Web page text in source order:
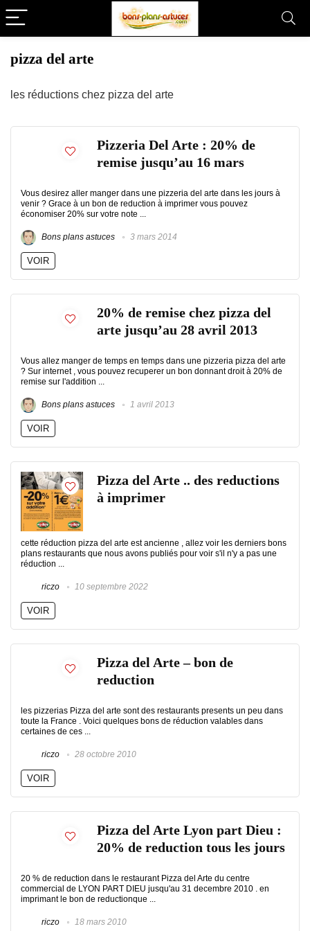
pizza del arte
les réductions chez pizza del arte
Pizzeria Del Arte : 20% de
remise jusqu’au 16 mars
Vous desirez aller manger dans une pizzeria del arte dans les jours à
venir ? Grace à un bon de reduction à imprimer vous pouvez
économiser 20% sur votre note ...
Bons plans astuces 3 mars 2014
VOIR
20% de remise chez pizza del
arte jusqu’au 28 avril 2013
Vous allez manger de temps en temps dans une pizzeria pizza del arte
? Sur internet , vous pouvez recuperer un bon donnant droit à 20% de
remise sur l'addition ...
Bons plans astuces 1 avril 2013
VOIR
Pizza del Arte .. des reductions
à imprimer
cette réduction pizza del arte est ancienne , allez voir les derniers bons
plans restaurants que nous avons publiés pour voir s'il n'y a pas une
réduction ...
riczo 10 septembre 2022
VOIR
Pizza del Arte – bon de
reduction
les pizzerias Pizza del arte sont des restaurants presents un peu dans
toute la France . Voici quelques bons de réduction valables dans
certaines de ces ...
riczo 28 octobre 2010
VOIR
Pizza del Arte Lyon part Dieu :
20% de reduction tous les jours
20 % de reduction dans le restaurant Pizza del Arte du centre
commercial de LYON PART DIEU jusqu'au 31 decembre 2010 . en
imprimant le bon de reductionque ...
riczo 18 mars 2010